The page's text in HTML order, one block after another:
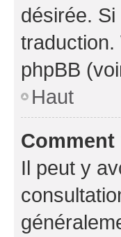
désirée.
traduction.
phpBB
Haut
Il peut y